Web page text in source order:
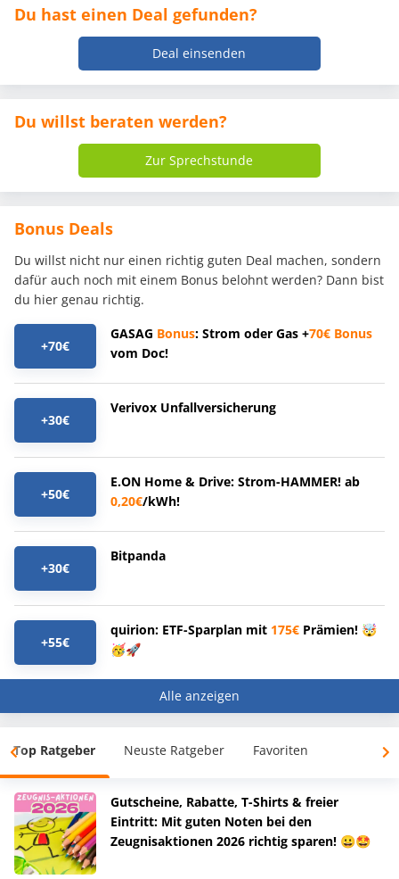
Du hast einen Deal gefunden?
Deal einsenden
Du willst beraten werden?
Zur Sprechstunde
Bonus Deals
Du willst nicht nur einen richtig guten Deal machen, sondern
dafür auch noch mit einem Bonus belohnt werden? Dann bist
du hier genau richtig.
+70€
GASAG Bonus: Strom oder Gas +70€ Bonus
vom Doc!
+30€
Verivox Unfallversicherung
+50€
E.ON Home & Drive: Strom-HAMMER! ab
0,20€/kWh!
+30€
Bitpanda
+55€
quirion: ETF-Sparplan mit 175€ Prämien! 🤯
🥳🚀
Alle anzeigen
Top Ratgeber Neuste Ratgeber Favoriten
Gutscheine, Rabatte, T-Shirts & freier
Eintritt: Mit guten Noten bei den
Zeugnisaktionen 2026 richtig sparen! 😀🤩